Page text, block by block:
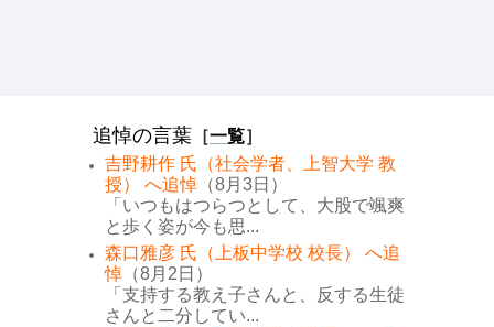
追悼の言葉 ［一覧］
吉野耕作 氏（社会学者、上智大学 教
授） へ追悼 （8月3日）
「いつもはつらつとして、大股で颯爽
と歩く姿が今も思...
森口雅彦 氏（上板中学校 校長） へ追
悼 （8月2日）
「支持する教え子さんと、反する生徒
さんと二分してい...